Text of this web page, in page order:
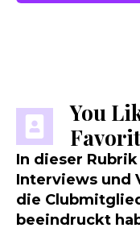
You
In dieser
Interviews und
die
beeindruckt